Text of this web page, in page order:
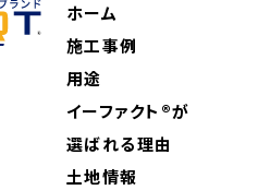
ホーム
施工事例
用途
イーファクト®が
選ばれる理由
土地情報